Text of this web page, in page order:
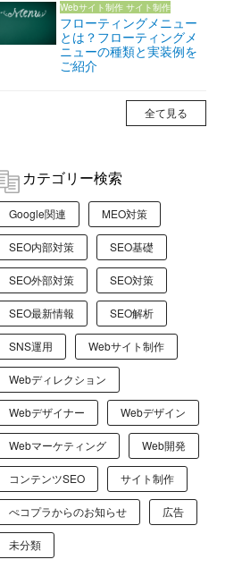
Webサイト制作 サイト制作
フローティングメニュー
とは？フローティングメ
ニューの種類と実装例を
ご紹介
全て見る
カテゴリー検索
Google関連 MEO対策
SEO内部対策 SEO基礎
SEO外部対策 SEO対策
SEO最新情報 SEO解析
SNS運用 Webサイト制作
Webディレクション
Webデザイナー Webデザイン
Webマーケティング Web開発
コンテンツSEO サイト制作
ぺコプラからのお知らせ 広告
未分類